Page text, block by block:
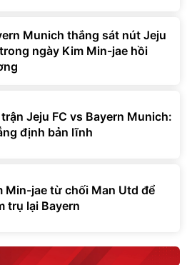
Munich thắng sát nút Jeju
ngày Kim Min-jae hồi
Jeju FC vs Bayern Munich:
định bản lĩnh
Min-jae từ chối Man Utd để
trụ lại Bayern